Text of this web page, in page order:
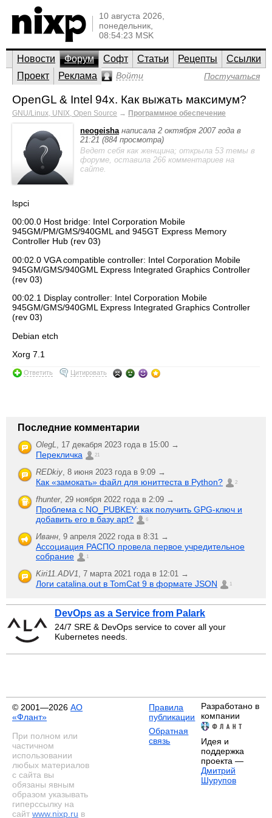
10 августа 2026,
понедельник,
08:54:23 MSK
Новости Форум Софт Статьи Рецепты
Ссылки
Проект
Реклама Войти Постучаться
OpenGL & Intel 94x. Как выжать максимум?
GNU/Linux, UNIX, Open Source → Программное обеспечение
neogeisha написала 2 октября 2007 года в
21:21 (884 просмотра)
Ведет себя как женщина; открыла 53 темы в
форуме, оставила 266 комментариев на
сайте.
lspci
00:00.0 Host bridge: Intel Corporation Mobile
945GM/PM/GMS/940GML and 945GT Express Memory
Controller Hub (rev 03)
00:02.0 VGA compatible controller: Intel Corporation Mobile
945GM/GMS/940GML Express Integrated Graphics Controller
(rev 03)
00:02.1 Display controller: Intel Corporation Mobile
945GM/GMS/940GML Express Integrated Graphics Controller
(rev 03)
Debian etch
Xorg 7.1
Ответить Цитировать
Последние комментарии
OlegL 17 декабря 2023 года в 15:00 →
Перекличка 21
REDkiy 8 июня 2023 года в 9:09 →
Как «замокать» файл для юниттеста в Python? 2
fhunter, 29 ноября 2022 года в 2:09 →
Проблема с NO_PUBKEY: как получить GPG-ключ и
добавить его в базу apt?
6
Иванн 9 апреля 2022 года в 8:31 →
Ассоциация РАСПО провела первое учредительное
собрание
1
Kiri11.ADV1 7 марта 2021 года в 12:01 →
Логи catalina.out в TomCat 9 в формате JSON 1
DevOps as a Service from Palark
24/7 SRE & DevOps service to cover all your
Kubernetes needs.
© 2001—2026 АО
«Флант»
При полном или
частичном
использовании
любых материалов
с сайта вы
обязаны явным
образом указывать
гиперссылку на
сайт www.nixp.ru в
Правила
публикации
Обратная
связь
Разработано в
компании
Идея и
поддержка
проекта —
Дмитрий
Шурупов